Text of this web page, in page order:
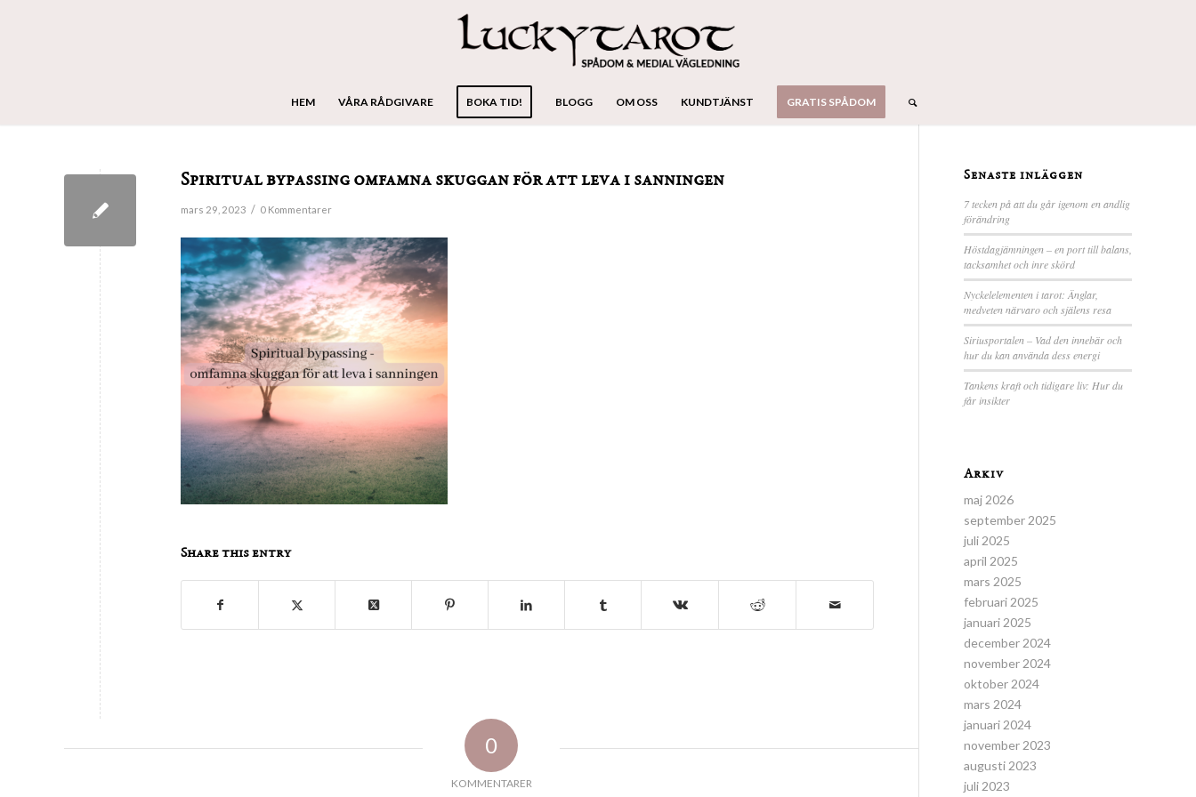
HEM VÅRA RÅDGIVARE BOKA TID! BLOGG OM OSS KUNDTJÄNST GRATIS SPÅDOM
Spiritual bypassing omfamna skuggan för att leva i sanningen
mars 29, 2023 / 0 Kommentarer
Share this entry
0
KOMMENTARER
Senaste inläggen
7 tecken på att du går igenom en andlig
förändring
Höstdagjämningen – en port till balans,
tacksamhet och inre skörd
Nyckelelementen i tarot: Änglar,
medveten närvaro och själens resa
Siriusportalen – Vad den innebär och
hur du kan använda dess energi
Tankens kraft och tidigare liv: Hur du
får insikter
Arkiv
maj 2026
september 2025
juli 2025
april 2025
mars 2025
februari 2025
januari 2025
december 2024
november 2024
oktober 2024
mars 2024
januari 2024
november 2023
augusti 2023
juli 2023